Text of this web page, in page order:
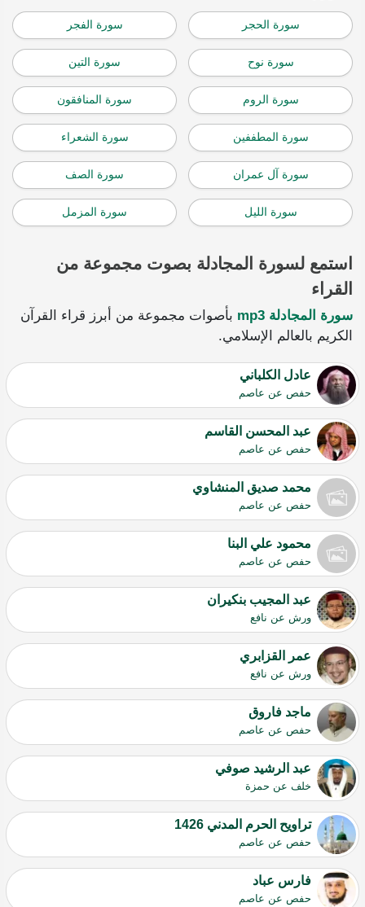
سورة الحجر سورة الفجر
سورة نوح سورة التين
سورة الروم سورة المنافقون
سورة المطففين سورة الشعراء
سورة آل عمران سورة الصف
سورة الليل سورة المزمل
استمع لسورة المجادلة بصوت مجموعة من
القراء
سورة المجادلة mp3
بأصوات مجموعة من أبرز قراء القرآن
الكريم بالعالم الإسلامي.
عادل الكلباني
حفص عن عاصم
عبد المحسن القاسم
حفص عن عاصم
محمد صديق المنشاوي
حفص عن عاصم
محمود علي البنا
حفص عن عاصم
عبد المجيب بنكيران
ورش عن نافع
عمر القزابري
ورش عن نافع
ماجد فاروق
حفص عن عاصم
عبد الرشيد صوفي
خلف عن حمزة
تراويح الحرم المدني 1426
حفص عن عاصم
فارس عباد
حفص عن عاصم